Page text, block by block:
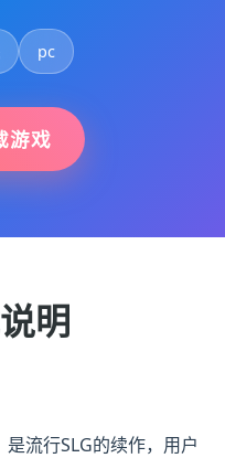
pc
游戏
明
是流行SLG的续作，用户